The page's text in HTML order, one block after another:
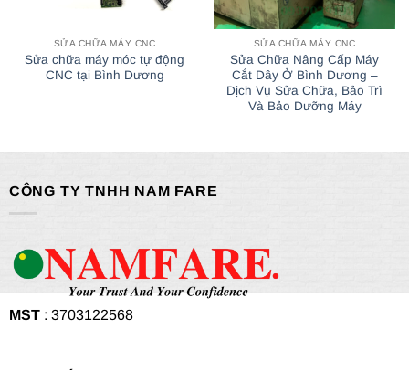
SỬA CHỮA MÁY CNC
Sửa chữa máy móc tự động
CNC tại Bình Dương
SỬA CHỮA MÁY CNC
Sửa Chữa Nâng Cấp Máy
Cắt Dây Ở Bình Dương –
Dịch Vụ Sửa Chữa, Bảo Trì
Và Bảo Dưỡng Máy
CÔNG TY TNHH NAM FARE
MST: 3703122568